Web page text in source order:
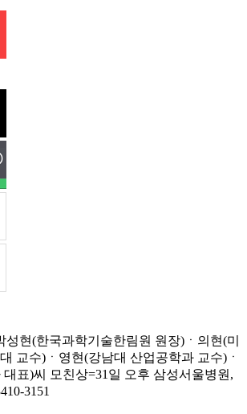
현(한국과학기술한림원 원장)ㆍ의현(미
교수)ㆍ영현(강남대 산업공학과 교수)ㆍ
표)씨 모친상=31일 오후 삼성서울병원,
3151